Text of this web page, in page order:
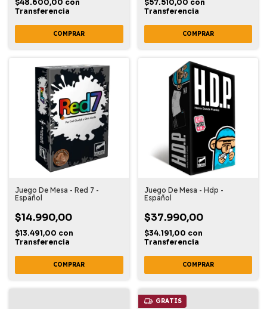
$48.600,00 con
Transferencia
$57.510,00 con
Transferencia
Juego De Mesa - Red 7 -
Español
$14.990,00
$13.491,00 con
Transferencia
Juego De Mesa - Hdp -
Español
$37.990,00
$34.191,00 con
Transferencia
GRATIS